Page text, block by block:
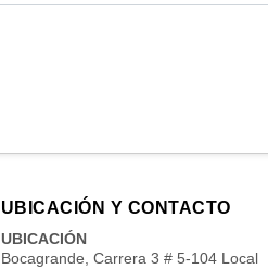
UBICACIÓN Y CONTACTO
UBICACIÓN
Bocagrande, Carrera 3 # 5-104 Local